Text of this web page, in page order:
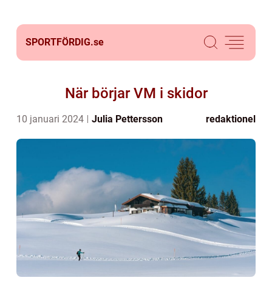
SPORTFÖRDIG.se
När börjar VM i skidor
10 januari 2024 Julia Pettersson redaktionel